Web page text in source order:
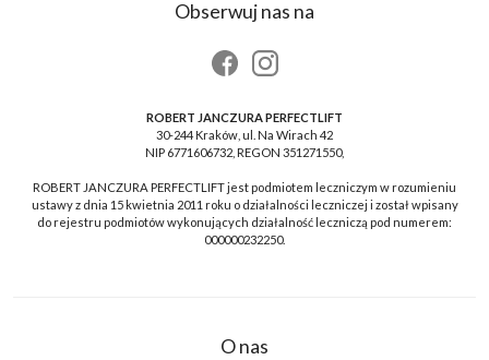
Obserwuj nas na
ROBERT JANCZURA PERFECTLIFT
30-244 Kraków, ul. Na Wirach 42
NIP 6771606732, REGON 351271550,
ROBERT JANCZURA PERFECTLIFT jest podmiotem leczniczym w rozumieniu
ustawy z dnia 15 kwietnia 2011 roku o działalności leczniczej i został wpisany
do rejestru podmiotów wykonujących działalność leczniczą pod numerem:
000000232250.
O nas